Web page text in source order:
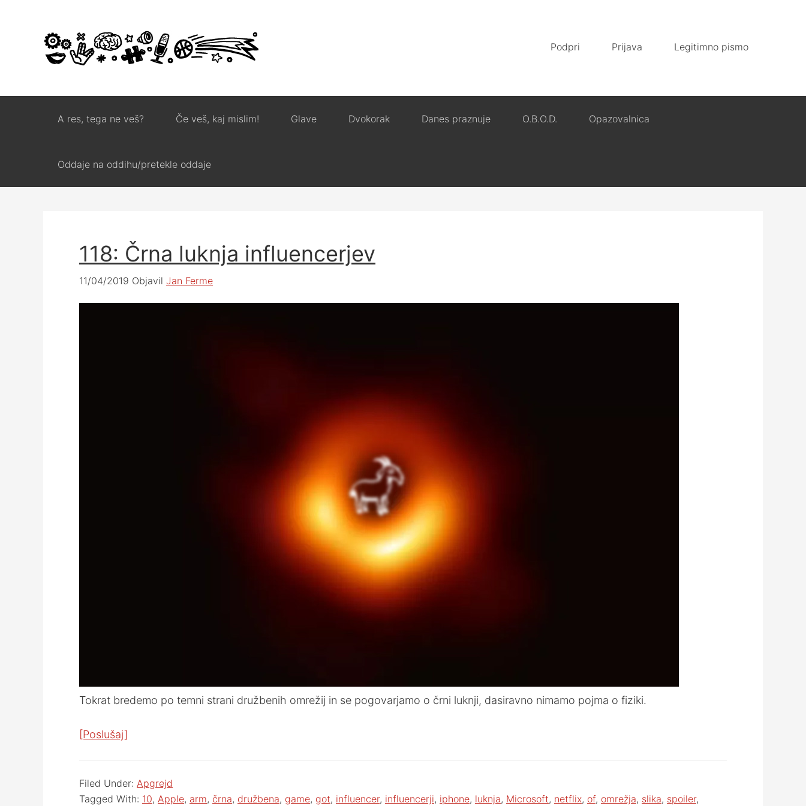
Podpri Prijava Legitimno pismo
A res, tega ne veš? Če veš, kaj mislim! Glave Dvokorak Danes praznuje O.B.O.D. Opazovalnica
Oddaje na oddihu/pretekle oddaje
118: Črna luknja influencerjev
11/04/2019 Objavil Jan Ferme
Tokrat bredemo po temni strani družbenih omrežij in se pogovarjamo o črni luknji, dasiravno nimamo pojma o fiziki.
[Poslušaj]
Filed Under: Apgrejd
Tagged With: 10, Apple, arm, črna, družbena, game, got, influencer, influencerji, iphone, luknja, Microsoft, netflix, of, omrežja, slika, spoiler,